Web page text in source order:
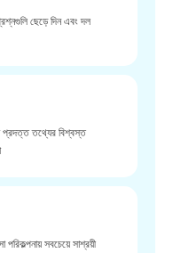
ছেড়ে দিন এবং দল
প্রদত্ত তথ্যের বিশ্বস্ত
পরিকল্পনায় সবচেয়ে সাশ্রয়ী